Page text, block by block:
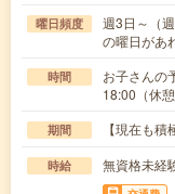
曜日頻度
週3日～（
の曜日があ
時間
お子さんの
18:00（休
期間 【現在も
時給 無資格未経